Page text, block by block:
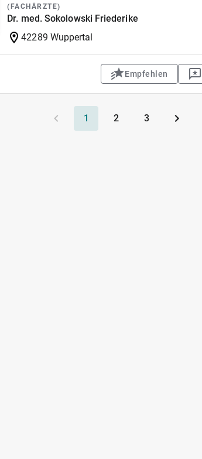
(FACHÄRZTE)
Dr. med. Sokolowski Friederike
42289 Wuppertal
Empfehlen
1 2 3